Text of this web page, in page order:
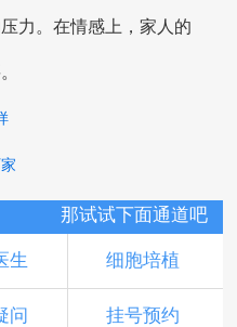
力。在情感上，家人的
那试试下面通道吧
生 细胞培植
问 挂号预约